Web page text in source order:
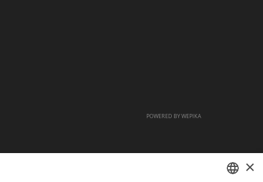
POWERED BYWEPIKA
×